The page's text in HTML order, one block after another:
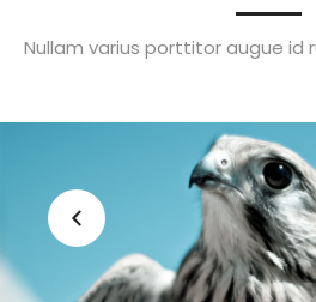
Nullam varius porttitor augue id